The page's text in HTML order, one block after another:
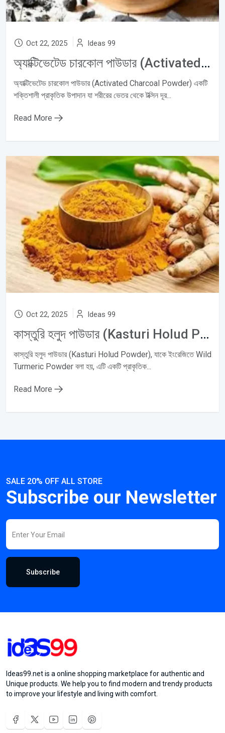
Oct 22, 2025 Ideas 99
অ্যাক্টিভেটেড চারকোল পাউডার (Activated Charcoal Powder): Natural Detox, Skin Purifier ও Teeth Whitening-এর জন্য প্রাকৃতিক উপাদান
অ্যাক্টিভেটেড চারকোল পাউডার (Activated Charcoal Powder) একটি
শক্তিশালী প্রাকৃতিক উপাদান যা শরীরের ভেতর থেকে টক্সিন দূর...
Read More
Oct 22, 2025 Ideas 99
কাস্তুরি হলুদ পাউডার (Kasturi Holud Powder): Natural Skincare, Anti-Acne Remedy ও Ayurvedic Beauty Secret
কাস্তুরি হলুদ পাউডার (Kasturi Holud Powder), যাকে ইংরেজিতে Wild
Turmeric Powder বলা হয়, এটি একটি প্রাকৃতিক...
Read More
SALE 20% OFF ALL STORE
Subscribe our Newsletter
Subscribe
Ideas99.net is a online shopping marketplace for authentic and
Unique products. We help you to find modern and trendy products
to improve your lifestyle and living with comfort.